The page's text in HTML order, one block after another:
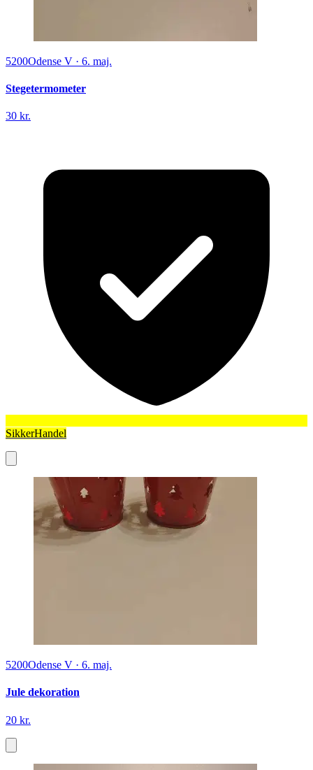
5200Odense V · 6. maj.
Stegetermometer
30 kr.
SikkerHandel
5200Odense V · 6. maj.
Jule dekoration
20 kr.